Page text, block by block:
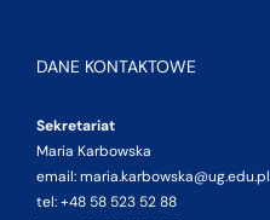
DANE KONTAKTOWE
Sekretariat
Maria Karbowska
email: maria.karbowska@ug.edu.pl
tel: +48 58 523 52 88